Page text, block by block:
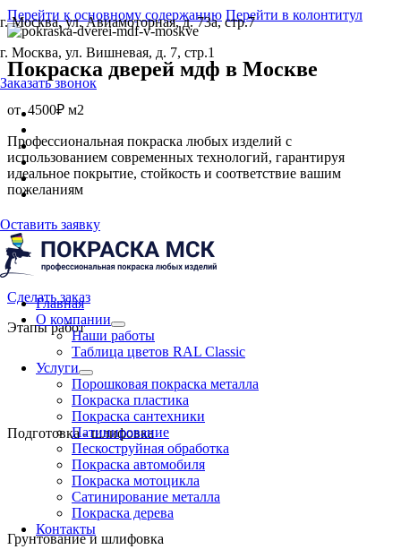
Перейти к основному содержанию Перейти в колонтитул
г. Москва, ул. Авиамоторная, д. 73а, стр.7
г. Москва, ул. Вишневая, д. 7, стр.1
Заказать звонок
Оставить заявку
Главная
О компании
Наши работы
Таблица цветов RAL Classic
Услуги
Порошковая покраска металла
Покраска пластика
Покраска сантехники
Патинирование
Пескоструйная обработка
Покраска автомобиля
Покраска мотоцикла
Сатинирование металла
Покраска дерева
Контакты
Покраска дверей мдф в Москве
от 4500₽ м2
Профессиональная покраска любых изделий с
использованием современных технологий, гарантируя
идеальное покрытие, стойкость и соответствие вашим
пожеланиям
Сделать заказ
Этапы работ
Подготовка - шлифовка
Грунтование и шлифовка